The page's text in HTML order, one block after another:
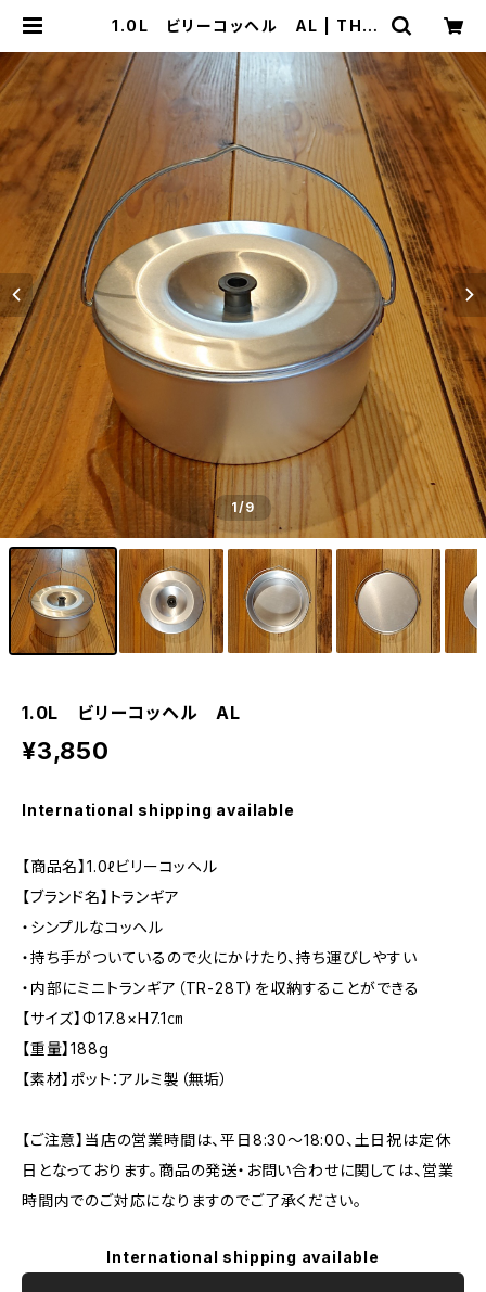
1.0L ビリーコッヘル AL | THE
1/9
1.0L ビリーコッヘル AL
¥3,850
International shipping available
【商品名】1.0ℓビリーコッヘル
【ブランド名】トランギア
・シンプルなコッヘル
・持ち手がついているので火にかけたり、持ち運びしやすい
・内部にミニトランギア（TR-28T）を収納することができる
【サイズ】Φ17.8×H7.1㎝
【重量】188g
【素材】ポット：アルミ製（無垢）
【ご注意】当店の営業時間は、平日8:30～18:00、土日祝は定休
日となっております。商品の発送・お問い合わせに関しては、営業
時間内でのご対応になりますのでご了承ください。
International shipping available